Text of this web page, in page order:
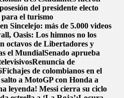
del presidente electo
para el turismo
Sincelejo: más de 5.000 videos
Oasis: Los himnos no los
octavos de Libertadores y
el MundialSenado aprueba
Renuncia de
Fichajes de colombianos en el
a MotoGP con Honda a
leyenda! Messi cierra su ciclo